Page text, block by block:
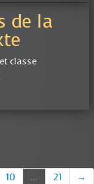
de la
classe
10 ... 21 →